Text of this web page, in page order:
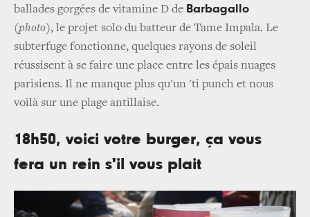
ballades gorgées de vitamine D de Barbagallo
(photo), le projet solo du batteur de Tame Impala. Le
subterfuge fonctionne, quelques rayons de soleil
réussisent à se faire une place entre les épais nuages
parisiens. Il ne manque plus qu'un 'ti punch et nous
voilà sur une plage antillaise.
18h50, voici votre burger, ça vous
fera un rein s'il vous plait